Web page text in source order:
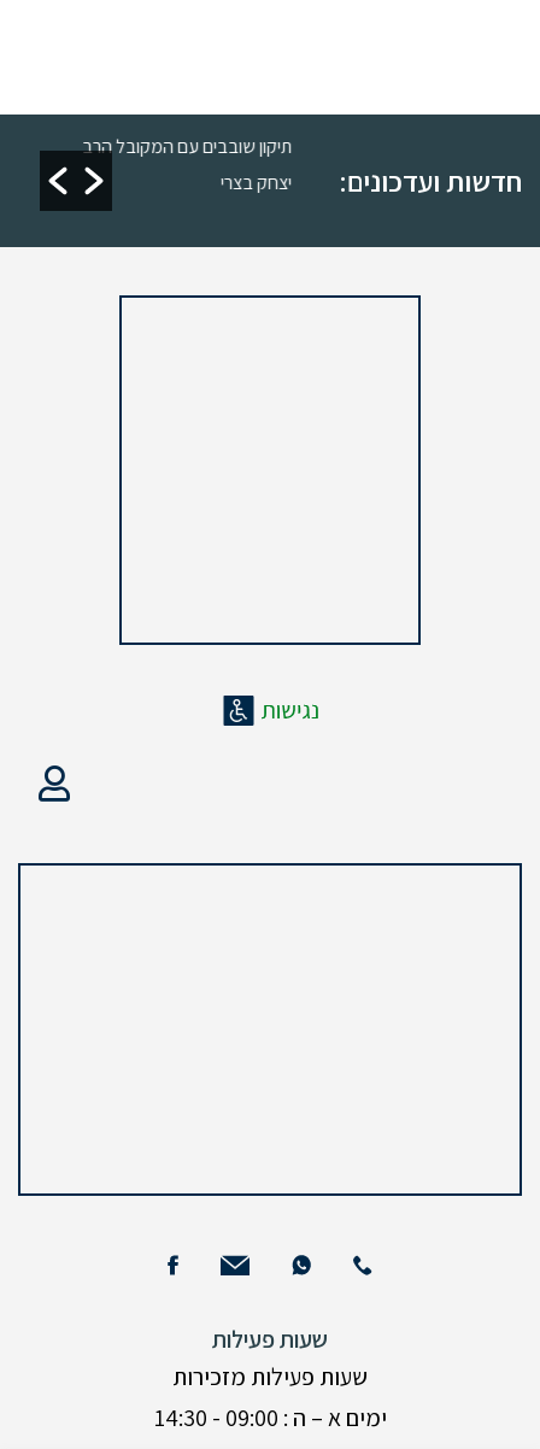
חדשות ועדכונים:
תיקון שובבים עם המקובל הרב
יצחק בצרי
שעות פעילות
שעות פעילות מזכירות
ימים א – ה : 09:00 - 14:30